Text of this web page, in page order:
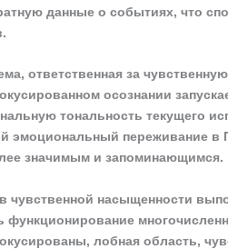
данные о событиях, что
ответственная за
осознании
тональность текущего
эмоциональный переживание
значимым и запоминающимся.
чувственной насыщенности
функционирование
лобная область,